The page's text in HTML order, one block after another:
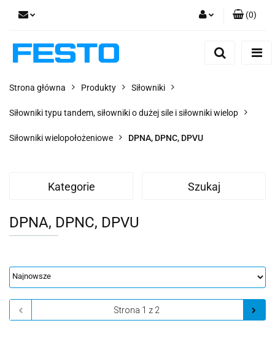
Dodaj zgłoszenie
(0)
Strona główna Produkty Siłowniki
Siłowniki typu tandem, siłowniki o dużej sile i siłowniki wielop
Siłowniki wielopołożeniowe DPNA, DPNC, DPVU
Kategorie Szukaj
DPNA, DPNC, DPVU